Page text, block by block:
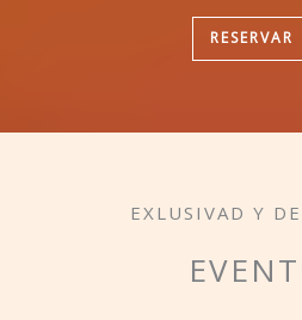
RESERVAR
EXLUSIVAD Y